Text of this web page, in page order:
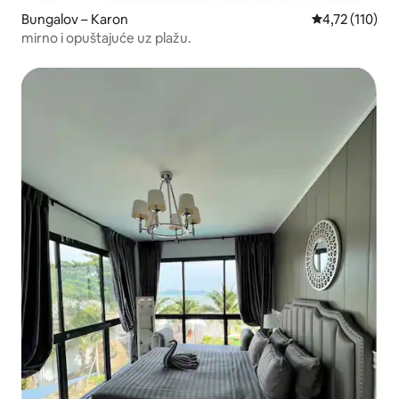
Bungalov – Karon Prosječna
4,72 (110)
mirno i opuštajuće uz plažu.